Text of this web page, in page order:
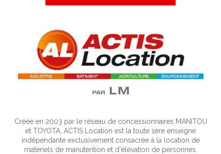
Créée en 2003 par le réseau de concessionnaires MANITOU
et TOYOTA, ACTIS Location est la toute 1ère enseigne
indépendante exclusivement consacrée à la location de
matériels de manutention et d'élévation de personnes.